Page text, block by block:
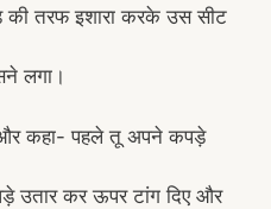
तरफ इशारा करके उस सीट
लगा।
कहा- पहले तू अपने कपड़े
उतार कर ऊपर टांग दिए और